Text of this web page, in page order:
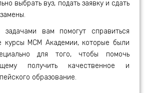
выбрать вуз, подать заявку и сдать
вам помогут справиться
курсы МСМ Академии, которые были
для того, чтобы помочь
получить качественное и
образование.